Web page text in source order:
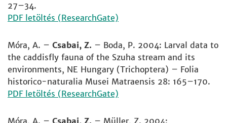
27–34.
PDF letöltés (ResearchGate)
Móra, A. – Csabai, Z. – Boda, P. 2004: Larval data to
the caddisfly fauna of the Szuha stream and its
environments, NE Hungary (Trichoptera) – Folia
historico-naturalia Musei Matraensis 28: 165–170.
PDF letöltés (ResearchGate)
Móra, A. – Csabai, Z. – Müller, Z. 2004: